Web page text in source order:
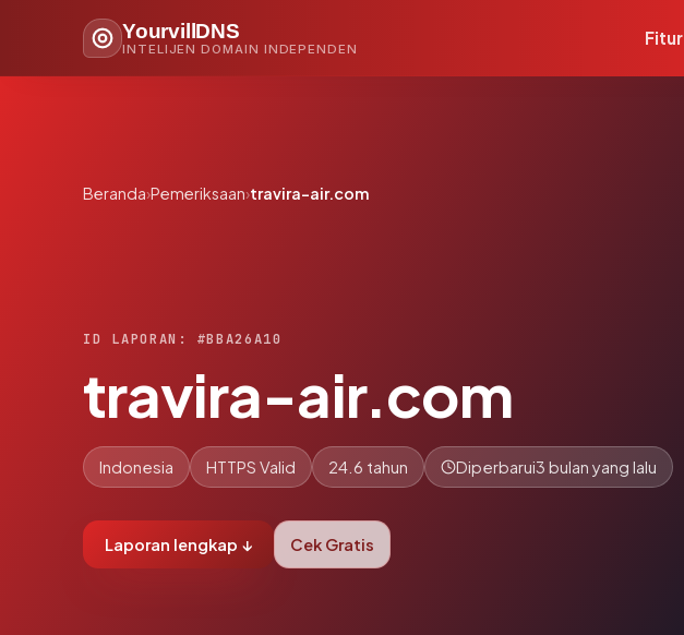
YourvillDNS
INTELIJEN DOMAIN INDEPENDEN
Fitur
Beranda›Pemeriksaan›travira-air.com
ID LAPORAN: #BBA26A10
travira-air.com
Indonesia HTTPS Valid 24.6 tahun Diperbarui3 bulan yang lalu
Laporan lengkap ↓ Cek Gratis